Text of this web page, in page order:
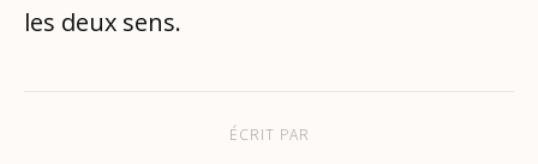
les deux sens.
ÉCRIT PAR